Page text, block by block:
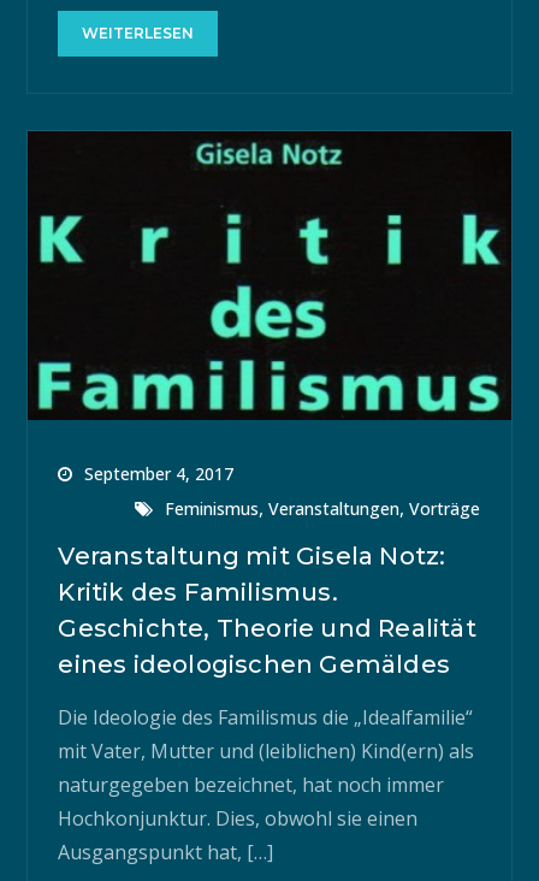
WEITERLESEN
September 4, 2017
Feminismus,Veranstaltungen,Vorträge
Veranstaltung mit Gisela Notz:
Kritik des Familismus.
Geschichte, Theorie und Realität
eines ideologischen Gemäldes
Die Ideologie des Familismus die „Idealfamilie“
mit Vater, Mutter und (leiblichen) Kind(ern) als
naturgegeben bezeichnet, hat noch immer
Hochkonjunktur. Dies, obwohl sie einen
Ausgangspunkt hat, […]